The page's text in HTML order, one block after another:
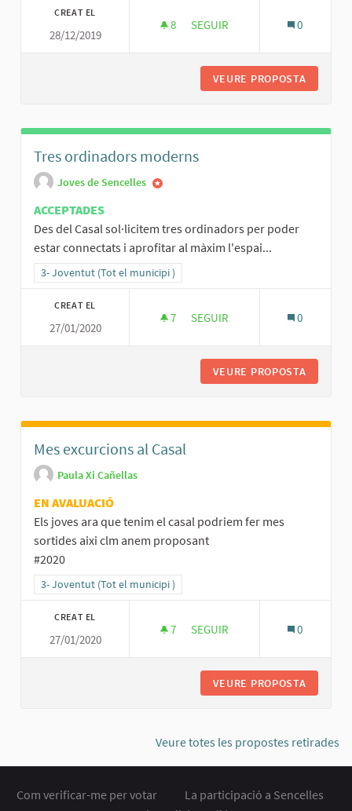
CREAT EL
28/12/2019
8 8 SEGUIDORES
SEGUIR 0
VEURE PROPOSTA
Tres ordinadors moderns
Joves de Sencelles
ACCEPTADES
Des del Casal sol·licitem tres ordinadors per poder
estar connectats i aprofitar al màxim l'espai...
Resultats al filtrar per la categoria: 3- Joventut (Tot el municipi )
3- Joventut (Tot el municipi )
CREAT EL
27/01/2020
7 7 SEGUIDORES
SEGUIR 0
VEURE PROPOSTA
Mes excurcions al Casal
Paula Xi Cañellas
EN AVALUACIÓ
Els joves ara que tenim el casal podriem fer mes
sortides aixi clm anem proposant
#2020
Resultats al filtrar per la categoria: 3- Joventut (Tot el municipi )
3- Joventut (Tot el municipi )
CREAT EL
27/01/2020
7 7 SEGUIDORES
SEGUIR 0
VEURE PROPOSTA
Veure totes les propostes retirades
Com verificar-me per votar
La participació a Sencelles